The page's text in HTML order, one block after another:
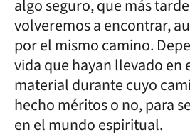
algo seguro, que más
volveremos a encontrar,
por el mismo camino.
vida que hayan llevado en
material durante cuyo
hecho méritos o no, para
en el mundo espiritual.